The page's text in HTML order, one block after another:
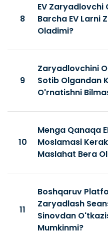
8
EV Zaryadlovchi
Barcha EV Larni
Oladimi?
9
Zaryadlovchini
Sotib Olgandan
O'rnatishni
10
Menga Qanaqa
Moslamasi
Maslahat Bera
11
Boshqaruv
Zaryadlash
Sinovdan
Mumkinmi?